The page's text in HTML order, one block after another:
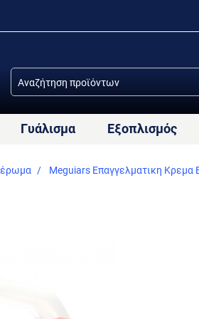
Γυάλισμα Εξοπλισμός
Meguiars Επαγγελματικη